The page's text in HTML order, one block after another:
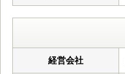
経営会社